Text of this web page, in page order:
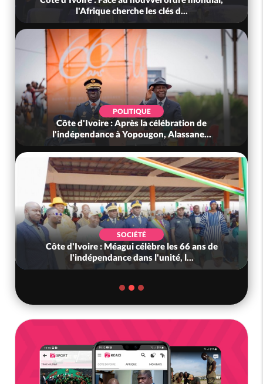
l'Afrique cherche les clés d...
POLITIQUE
Côte d'Ivoire : Après la célébration de
l'indépendance à Yopougon, Alassane...
SOCIÉTÉ
Côte d'Ivoire : Méagui célèbre les 66 ans de
l'indépendance dans l'unité, l...